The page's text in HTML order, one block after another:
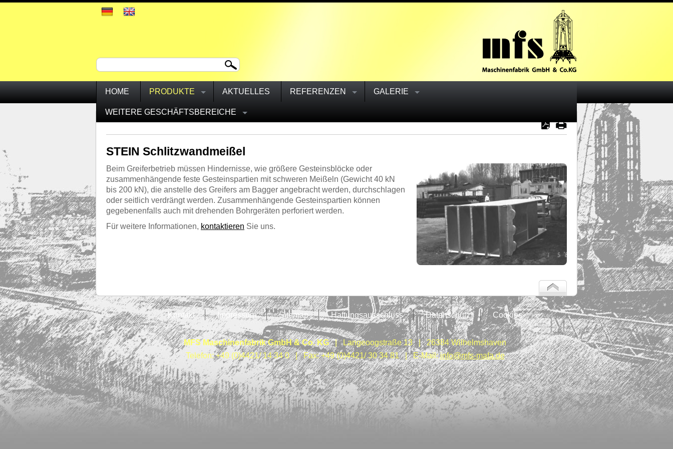
HOME PRODUKTE AKTUELLES REFERENZEN GALERIE
WEITERE GESCHÄFTSBEREICHE
STEIN Schlitzwandmeißel
Beim Greiferbetrieb müssen Hindernisse, wie größere Gesteinsblöcke oder
zusammenhängende feste Gesteinspartien mit schweren Meißeln (Gewicht 40 kN
bis 200 kN), die anstelle des Greifers am Bagger angebracht werden, durchschlagen
oder seitlich verdrängt werden. Zusammenhängende Gesteinspartien können
gegebenenfalls auch mit drehenden Bohrgeräten perforiert werden.
Für weitere Informationen, kontaktieren Sie uns.
Kontakt Impressum Sitemap Haftungsausschluss Datenschutz Cookies
MFS Maschinenfabrik GmbH & Co. KG| Langeoogstraße 13 | 26384 Wilhelmshaven
Telefon: +49 (0)4421/ 14 34 0 | Fax: +49 (0)4421/ 30 34 81 | E-Mail:info@mfs-mafa.de